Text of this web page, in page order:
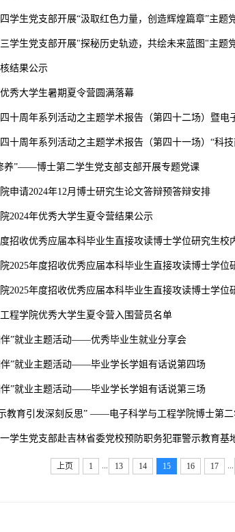
学生党支部开展“汲取红色力量，创造辉煌篇章”主题
学生党支部开展"探秘历史轨迹，共绘未来蓝图"主题
结果公示
秀大学生暑期夏令营圆满落幕
十周年系列活动之主题学术报告（第四十二场）暨电
十周年系列活动之主题学术报告（第四十一场）“科
养”——博士第二学生党支部支部开展专题党课
申请2024年12月博士研究生论文答辩预答辩安排
2024年优秀大学生夏令营结果公示
招收优秀应届本科毕业生直接攻读博士学位研究生校
2025年度招收优秀应届本科毕业生直接攻读博士学位
2025年度招收优秀应届本科毕业生直接攻读博士学位
程学院优秀大学生夏令营入围营员名单
伴”就业主题活动——优秀毕业生就业分享会
伴”就业主题活动——毕业学长学姐有话说第四场
伴”就业主题活动——毕业学长学姐有话说第三场
教育引发深刻反思” ——电子科学与工程学院博士第
学生党支部赴吉林省委党校预防职务犯罪警示教育基
上页 1 13 14 15 16 17